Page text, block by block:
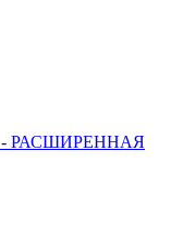
- РАСШИРЕННАЯ